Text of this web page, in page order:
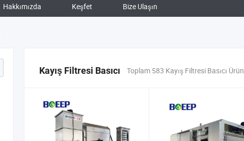
Hakkımızda Keşfet Bize Ulaşın
Kayış Filtresi Basıcı Toplam 583 Kayış Filtresi Basıcı Ürün